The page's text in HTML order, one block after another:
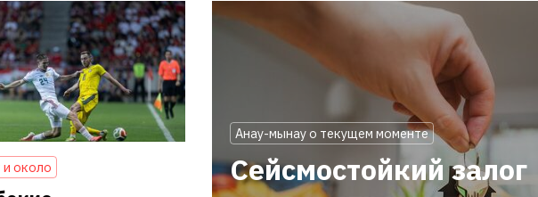
около
Анау-мынау о текущем моменте
Сейсмостойкий залог